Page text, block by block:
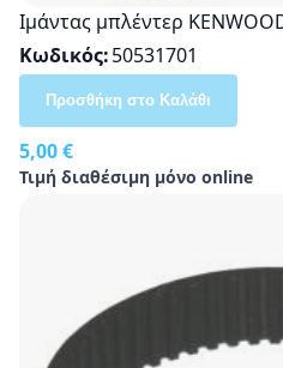
Κωδικός 50531701
5,00 €
Τιμή διαθέσιμη μόνο online
Προσθήκη στο Καλάθι